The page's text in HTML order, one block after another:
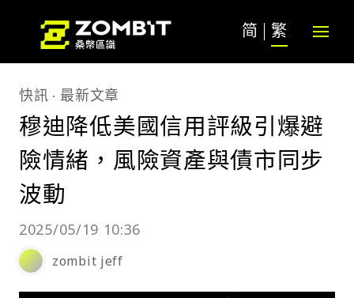
简 繁
快訊 最新文章
穆迪降低美國信用評級引爆避
險情緒，風險資產與債市同步
波動
2025/05/19 10:36
zombit jeff